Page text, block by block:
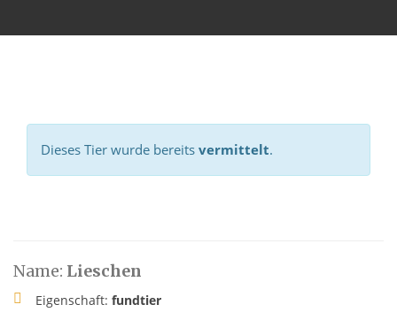
Dieses Tier wurde bereits vermittelt.
Name: Lieschen
Eigenschaft: fundtier